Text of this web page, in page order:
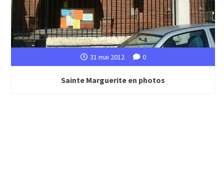
31 mai 2012 0
Sainte Marguerite en photos